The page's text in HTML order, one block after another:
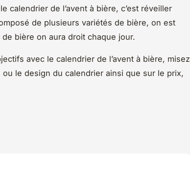
calendrier de l’avent à bière, c’est réveiller
de plusieurs variétés de bière, on est
bière on aura droit chaque jour.
avec le calendrier de l’avent à bière, misez
le design du calendrier ainsi que sur le prix,